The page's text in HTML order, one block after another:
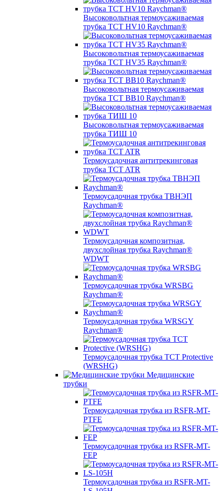
Высоковольтная термоусаживаемая
трубка TCT HV10 Raychman®
Высоковольтная термоусаживаемая
трубка TCT HV35 Raychman®
Высоковольтная термоусаживаемая
трубка TCT BB10 Raychman®
Высоковольтная термоусаживаемая
трубка ТИШ 10
Термоусадочная антитрекинговая
трубка TCT ATR
Термоусадочная трубка ТВНЭП
Raychman®
Термоусадочная композитная,
двухслойная трубка Raychman®
WDWT
Термоусадочная трубка WRSBG
Raychman®
Термоусадочная трубка WRSGY
Raychman®
Термоусадочная трубка TCT Protective
(WRSHG)
Медицинские
трубки
Термоусадочная трубка из RSFR-MT-
PTFE
Термоусадочная трубка из RSFR-MT-
FEP
Термоусадочная трубка из RSFR-MT-